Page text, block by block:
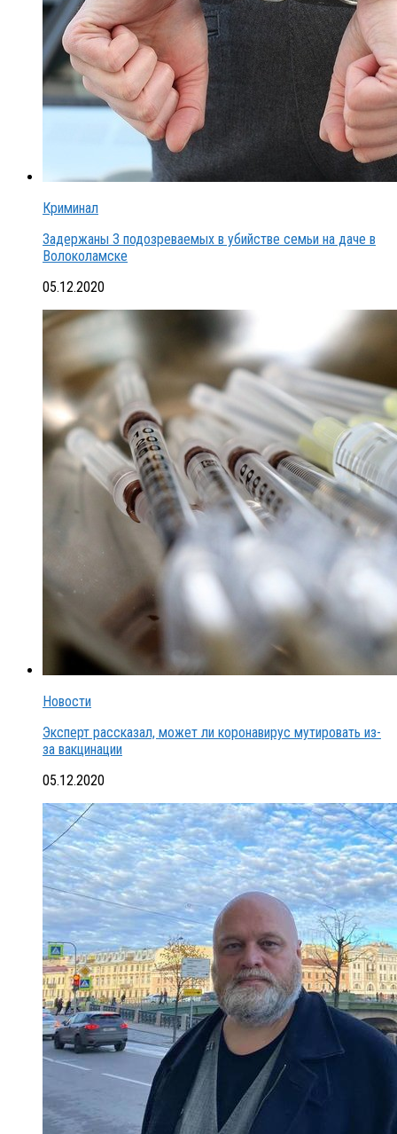
Криминал
Задержаны 3 подозреваемых в убийстве семьи на даче в
Волоколамске
05.12.2020
Новости
Эксперт рассказал, может ли коронавирус мутировать из-
за вакцинации
05.12.2020